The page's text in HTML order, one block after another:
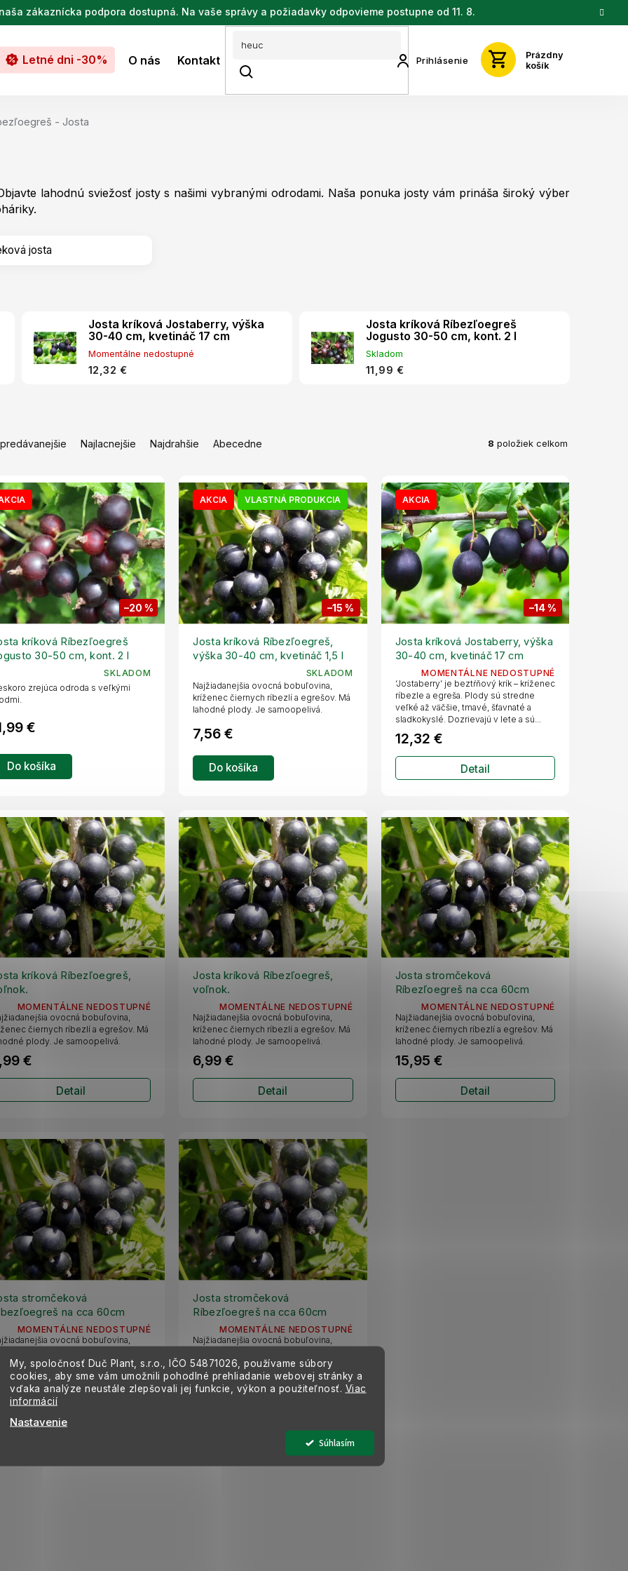
My, spoločnosť Duč Plant, s.r.o., IČO 54871026,
používame súbory
cookies, aby sme vám umožnili pohodlné prehliadanie webovej stránky a
vďaka analýze neustále zlepšovali jej funkcie, výkon a použiteľnosť. Viac
informácií
Nastavenie
Súhlasím
zákaznícka podpora dostupná. Na vaše správy a požiadavky odpovieme postupne od 11. 8.
Prihlásenie
Prázdny
košík
Letné dni -30% O nás Kontakt
- Josta
lahodnú sviežosť josty s našimi vybranými odrodami. Naša ponuka josty vám prináša široký výber
josta
Josta kríková Jostaberry, výška
30-40 cm, kvetináč 17 cm
Momentálne nedostupné
12,32 €
Josta kríková Ríbezľoegreš
Jogusto 30-50 cm, kont. 2 l
Skladom
11,99 €
Najlacnejšie Najdrahšie Abecedne 8 položiek celkom
–20 %
kríková Ríbezľoegreš
30-50 cm, kont. 2 l
SKLADOM
€
Do košíka
zrejúca odroda s veľkými
AKCIA VLASTNÁ PRODUKCIA
–15 %
Josta kríková Ríbezľoegreš,
výška 30-40 cm, kvetináč 1,5 l
SKLADOM
7,56 €
Do košíka
Najžiadanejšia ovocná bobuľovina,
kríženec čiernych ríbezlí a egrešov. Má
lahodné plody. Je samoopelivá.
AKCIA
–14 %
Josta kríková Jostaberry, výška
30-40 cm, kvetináč 17 cm
MOMENTÁLNE NEDOSTUPNÉ
12,32 €
Detail
‘Jostaberry’ je beztŕňový krík – kríženec
ríbezle a egreša. Plody sú stredne
veľké až väčšie, tmavé, šťavnaté a
sladkokyslé. Dozrievajú v lete a sú...
kríková Ríbezľoegreš,
MOMENTÁLNE NEDOSTUPNÉ
€
Detail
ovocná bobuľovina,
čiernych ríbezlí a egrešov. Má
plody. Je samoopelivá.
Josta kríková Ríbezľoegreš,
voľnok.
MOMENTÁLNE NEDOSTUPNÉ
6,99 €
Detail
Najžiadanejšia ovocná bobuľovina,
kríženec čiernych ríbezlí a egrešov. Má
lahodné plody. Je samoopelivá.
Josta stromčeková
Ríbezľoegreš na cca 60cm
kmienku, kont. 5 l
MOMENTÁLNE NEDOSTUPNÉ
15,95 €
Detail
Najžiadanejšia ovocná bobuľovina,
kríženec čiernych ríbezlí a egrešov. Má
lahodné plody. Je samoopelivá.
stromčeková
na cca 60cm
voľnok.
MOMENTÁLNE NEDOSTUPNÉ
11,49 €
ovocná bobuľovina,
plody. Je samoopelivá.
Josta stromčeková
Ríbezľoegreš na cca 60cm
kmienku, voľnok.
MOMENTÁLNE NEDOSTUPNÉ
11,49 €
Najžiadanejšia ovocná bobuľovina,
lahodné plody. Je samoopelivá.